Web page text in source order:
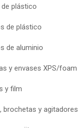
plástico
de plástico
de aluminio
y envases XPS/foam
y film
brochetas y agitadores